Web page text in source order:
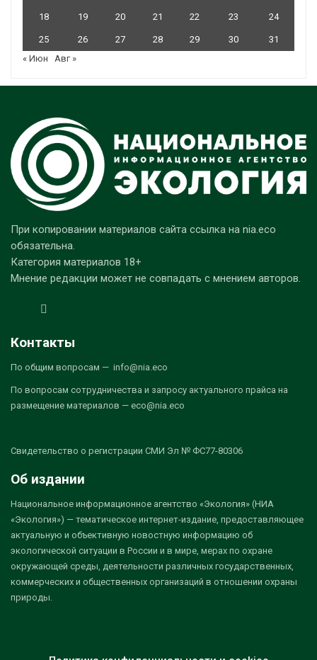
18 19 20 21 22 23 24
25 26 27 28 29 30
31
« Июн
Авг »
При копировании материалов сайта ссылка на nia.eco
обязательна.
Категория материалов 18+
Мнение редакции может не совпадать с мнением авторов.
Контакты
По общим вопросам — info@nia.eco
По вопросам сотрудничества и запросу актуального прайса на
размещение материалов — eco@nia.eco
Свидетельство о регистрации СМИ Эл № ФС77-80306
Об издании
Национальное информационное агентство «Экология» (НИА
«Экология») — тематическое интернет-издание, предоставляющее
актуальную и объективную новостную информацию об
экологической ситуации в России и в мире, мерах по охране
окружающей среды, деятельности различных государственных,
коммерческих и общественных организаций в отношении охраны
природы.